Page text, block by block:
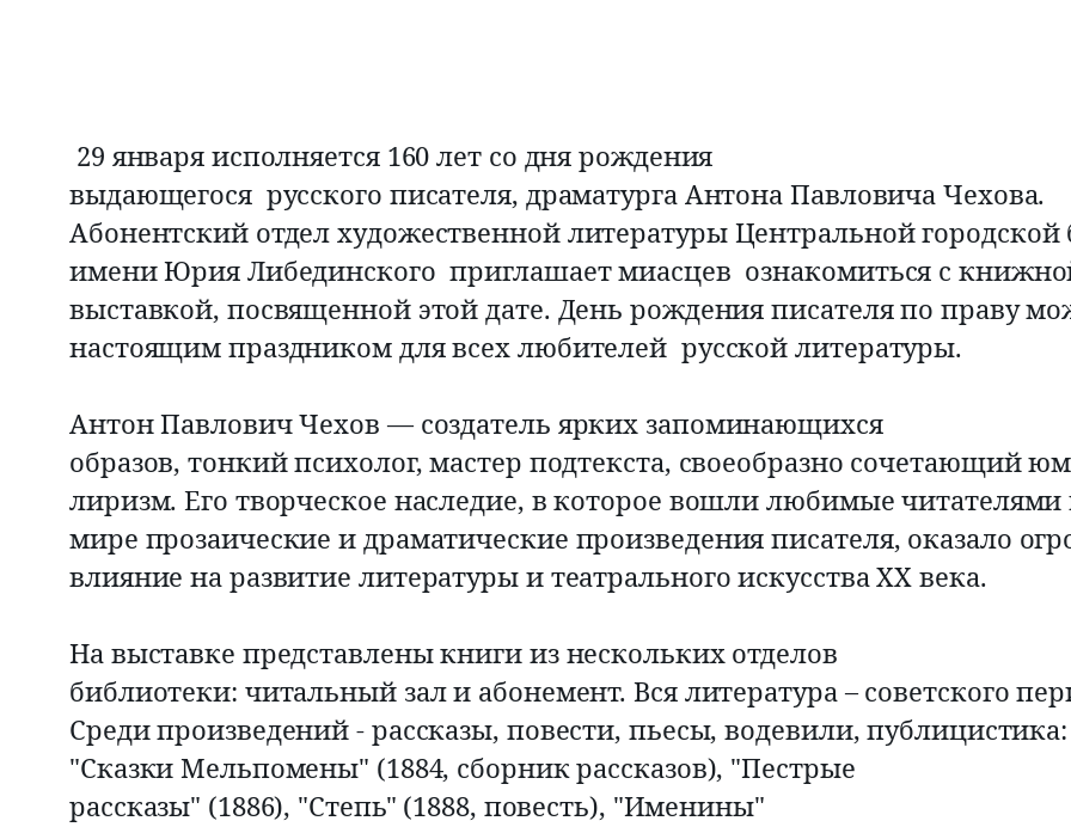
29 января исполняется 160 лет со дня рождения
выдающегося  русского писателя, драматурга Антона Павловича Чехова.
Абонентский отдел художественной литературы Центральной
имени Юрия Либединского  приглашает миасцев  ознакомиться с
выставкой, посвященной этой дате. День рождения писателя по праву
настоящим праздником для всех любителей  русской литературы.
Антон Павлович Чехов — создатель ярких запоминающихся
образов, тонкий психолог, мастер подтекста, своеобразно сочетающий
лиризм. Его творческое наследие, в которое вошли любимые читателями
мире прозаические и драматические произведения писателя, оказало
влияние на развитие литературы и театрального искусства XX века.
На выставке представлены книги из нескольких отделов
библиотеки: читальный зал и абонемент. Вся литература – советского
Среди произведений - рассказы, повести, пьесы, водевили, публицистика:
"Сказки Мельпомены" (1884, сборник рассказов), "Пестрые
рассказы" (1886), "Степь" (1888, повесть), "Именины"